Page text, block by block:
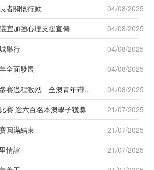
者關懷行動
04/08/2025
宜加強心理支援宣傳
04/08/2025
舉行
04/08/2025
全面發展
04/08/2025
廿九隊逾二百澳青參賽過程激烈 全澳青年辯論賽
04/08/2025
賽 逾六百名本澳學子獲獎
21/07/2025
圓滿結束
21/07/2025
情誼
21/07/2025